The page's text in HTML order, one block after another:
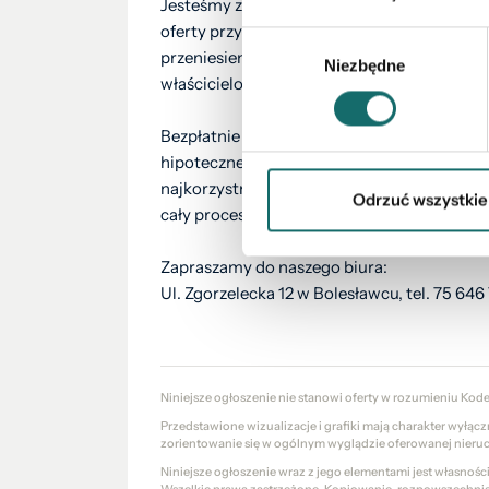
Niezbędne
Odrzuć wszystkie
Jesteśmy z Wami na każdym etapie
oferty przygotowujemy niezbędne
przeniesienia własności, a także
właścicielom.
Bezpłatnie pośredniczymy we wszelkich
hipotecznego. Nasz doradca kredytowy
najkorzystniejszą propozycję spośród ofert
cały proces realizacji kredytu.
Zapraszamy do naszego biura:
Ul. Zgorzelecka 12 w Bolesławcu, tel. 75
Niniejsze ogłoszenie nie stanowi oferty w rozumieniu
Przedstawione wizualizacje i grafiki mają charakter
zorientowanie się w ogólnym wyglądzie oferowanej
Niniejsze ogłoszenie wraz z jego elementami jest